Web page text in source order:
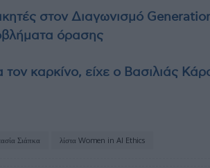
στον Διαγωνισμό
όρασης
τον καρκίνο, είχε ο Βασιλιάς
Σιάπκα λίστα Women in AI Ethics